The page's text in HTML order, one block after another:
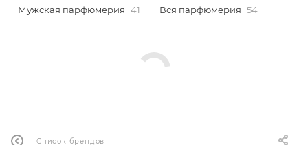
Мужская парфюмерия 41 Вся парфюмерия 54
Список брендов